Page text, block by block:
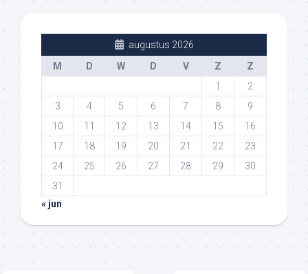
augustus 2026
M
D W D V Z
Z
1
2
3
4 5 6 7 8
9
10
11 12 13 14 15
16
17
18 19 20 21 22
23
24
25 26 27 28 29
30
31
« jun